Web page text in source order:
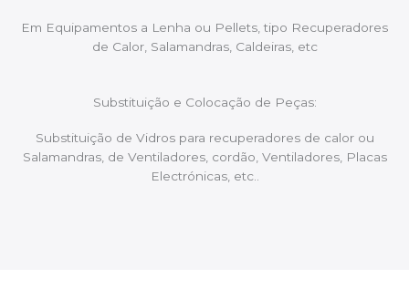
Em Equipamentos a Lenha ou Pellets, tipo Recuperadores
de Calor, Salamandras, Caldeiras, etc
Substituição e Colocação de Peças:
Substituição de Vidros para recuperadores de calor ou
Salamandras, de Ventiladores, cordão, Ventiladores, Placas
Electrónicas, etc..